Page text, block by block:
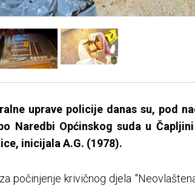
uprave policije danas su, pod
Naredbi Općinskog suda u
inicijala A.G. (1978).
počinjenje krivičnog djela